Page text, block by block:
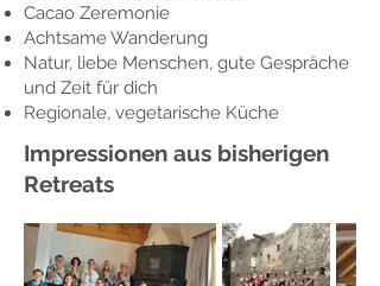
Cacao Zeremonie
Achtsame Wanderung
Natur, liebe Menschen, gute Gespräche
und Zeit für dich
Regionale, vegetarische Küche
Impressionen aus bisherigen
Retreats